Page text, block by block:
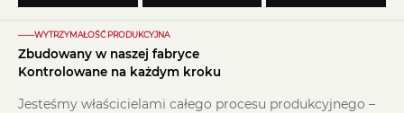
——WYTRZYMAŁOŚĆ PRODUKCYJNA
Zbudowany w naszej fabryce
Kontrolowane na każdym kroku
Jesteśmy właścicielami całego procesu produkcyjnego –